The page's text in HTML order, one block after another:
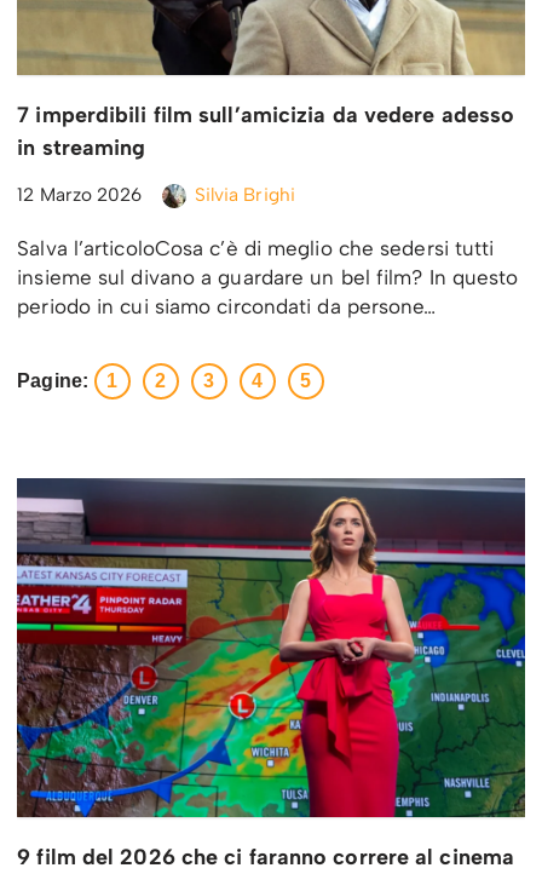
7 imperdibili film sull’amicizia da vedere adesso
in streaming
12 Marzo 2026 Silvia Brighi
Salva l’articoloCosa c’è di meglio che sedersi tutti
insieme sul divano a guardare un bel film? In questo
periodo in cui siamo circondati da persone…
Pagine: 1 2 3 4 5
9 film del 2026 che ci faranno correre al cinema